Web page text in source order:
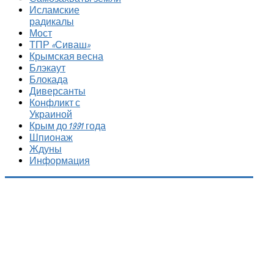
Исламские
радикалы
Мост
ТПР «Сиваш»
Крымская весна
Блэкаут
Блокада
Диверсанты
Конфликт с
Украиной
Крым до 1991 года
Шпионаж
Ждуны
Информация